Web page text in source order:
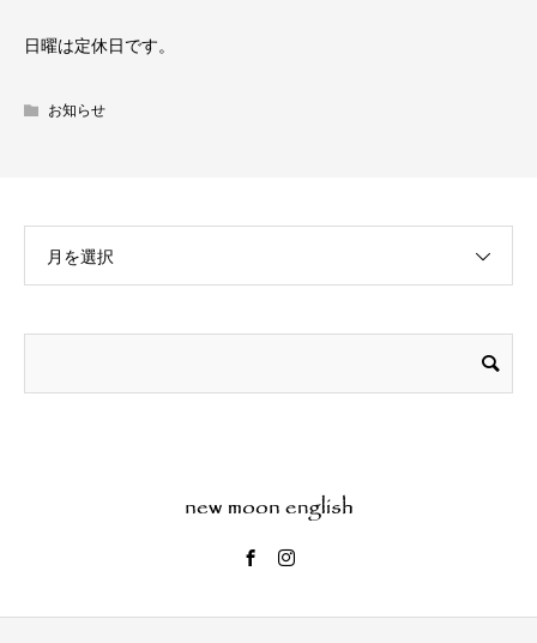
日曜は定休日です。
お知らせ
月を選択